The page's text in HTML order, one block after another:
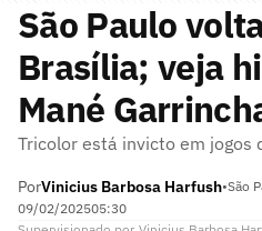
São Paulo
Brasília; veja
Mané
Tricolor está invicto em jogos
PorVinicius Barbosa Harfush•São
09/02/202505:30